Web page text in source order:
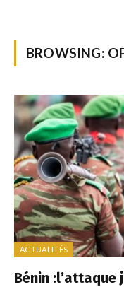
BROWSING:
ACTUALITÉS
Bénin